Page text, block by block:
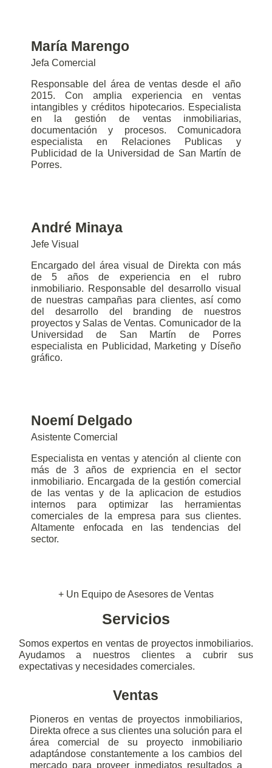
María Marengo
Jefa Comercial
Responsable del área de ventas desde el año
2015. Con amplia experiencia en ventas
intangibles y créditos hipotecarios. Especialista
en la gestión de ventas inmobiliarias,
documentación y procesos. Comunicadora
especialista en Relaciones Publicas y
Publicidad de la Universidad de San Martín de
Porres.
André Minaya
Jefe Visual
Encargado del área visual de Direkta con más
de 5 años de experiencia en el rubro
inmobiliario. Responsable del desarrollo visual
de nuestras campañas para clientes, así como
del desarrollo del branding de nuestros
proyectos y Salas de Ventas. Comunicador de la
Universidad de San Martín de Porres
especialista en Publicidad, Marketing y Díseño
gráfico.
Noemí Delgado
Asistente Comercial
Especialista en ventas y atención al cliente con
más de 3 años de expriencia en el sector
inmobiliario. Encargada de la gestión comercial
de las ventas y de la aplicacion de estudios
internos para optimizar las herramientas
comerciales de la empresa para sus clientes.
Altamente enfocada en las tendencias del
sector.
+ Un Equipo de Asesores de Ventas
Servicios
Somos expertos en ventas de proyectos inmobiliarios.
Ayudamos a nuestros clientes a cubrir sus
expectativas y necesidades comerciales.
Ventas
Pioneros en ventas de proyectos inmobiliarios,
Direkta ofrece a sus clientes una solución para el
área comercial de su proyecto inmobiliario
adaptándose constantemente a los cambios del
mercado para proveer inmediatos resultados a